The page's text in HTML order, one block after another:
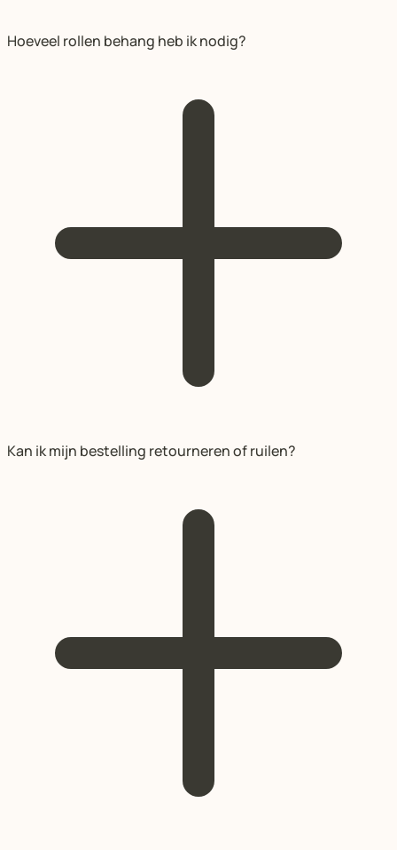
Hoeveel rollen behang heb ik nodig?
Kan ik mijn bestelling retourneren of ruilen?